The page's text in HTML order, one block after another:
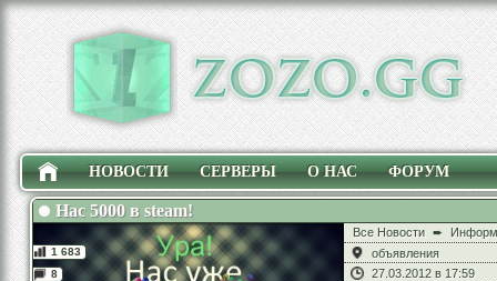
НОВОСТИ СЕРВЕРЫ О НАС ФОРУМ
Нас 5000 в steam!
Все Новости ➨
объявления
27.03.2012 в 17:59
1 683
8